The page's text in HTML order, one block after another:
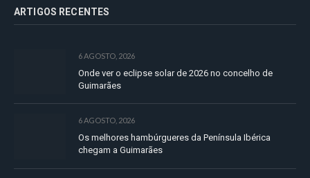
ARTIGOS RECENTES
6 AGOSTO, 2026
Onde ver o eclipse solar de 2026 no concelho de
Guimarães
6 AGOSTO, 2026
Os melhores hambúrgueres da Península Ibérica
chegam a Guimarães